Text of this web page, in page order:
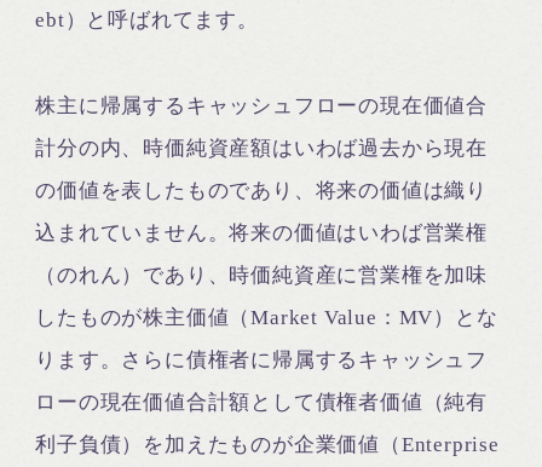
ebt）と呼ばれてます。
株主に帰属するキャッシュフローの現在価値合
計分の内、時価純資産額はいわば過去から現在
の価値を表したものであり、将来の価値は織り
込まれていません。将来の価値はいわば営業権
（のれん）であり、時価純資産に営業権を加味
したものが株主価値（Market Value：MV）とな
ります。さらに債権者に帰属するキャッシュフ
ローの現在価値合計額として債権者価値（純有
利子負債）を加えたものが企業価値（Enterprise